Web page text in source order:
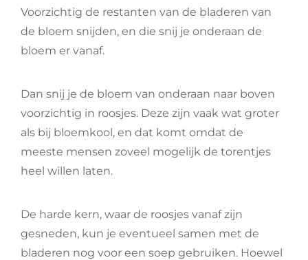
Voorzichtig de restanten van de bladeren van
de bloem snijden, en die snij je onderaan de
bloem er vanaf.
Dan snij je de bloem van onderaan naar boven
voorzichtig in roosjes. Deze zijn vaak wat groter
als bij bloemkool, en dat komt omdat de
meeste mensen zoveel mogelijk de torentjes
heel willen laten.
De harde kern, waar de roosjes vanaf zijn
gesneden, kun je eventueel samen met de
bladeren nog voor een soep gebruiken. Hoewel